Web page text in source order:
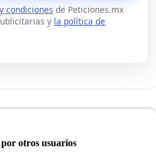
condiciones de Peticiones.mx
y la política de
otros usuarios